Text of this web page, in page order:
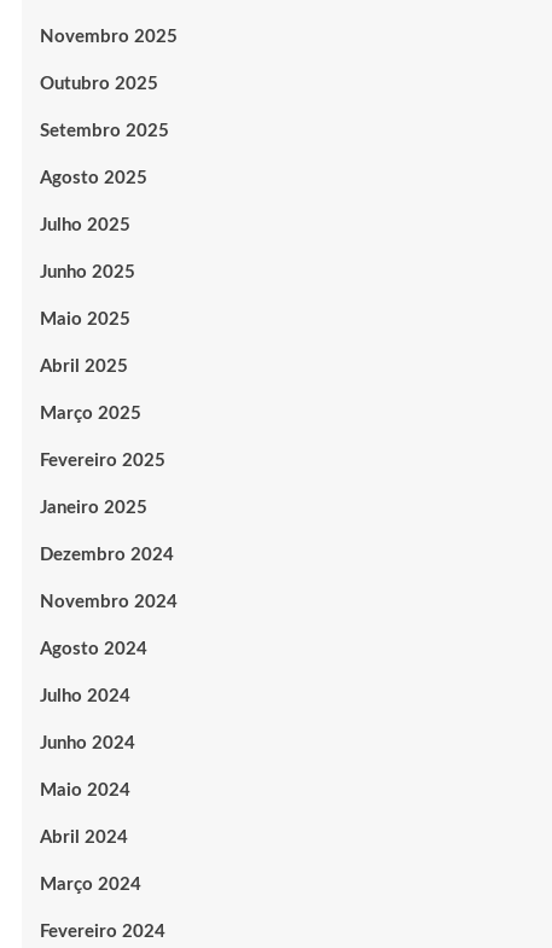
Novembro 2025
Outubro 2025
Setembro 2025
Agosto 2025
Julho 2025
Junho 2025
Maio 2025
Abril 2025
Março 2025
Fevereiro 2025
Janeiro 2025
Dezembro 2024
Novembro 2024
Agosto 2024
Julho 2024
Junho 2024
Maio 2024
Abril 2024
Março 2024
Fevereiro 2024